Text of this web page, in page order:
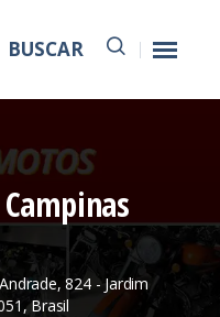
BUSCAR
824 - Jardim
Brasil